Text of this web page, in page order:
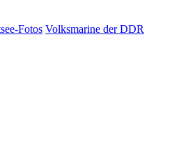
Fotos Volksmarine der DDR